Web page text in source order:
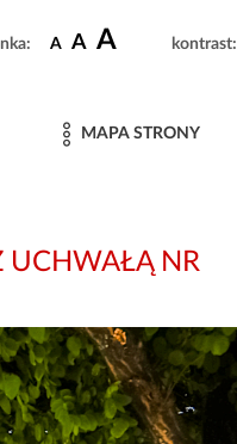
A A A kontrast:
MAPA STRONY
UCHWAŁĄ NR